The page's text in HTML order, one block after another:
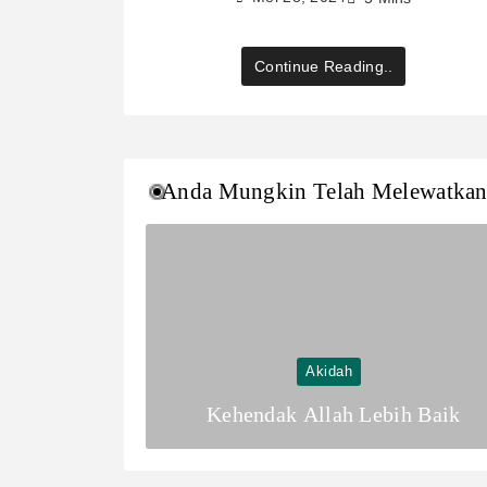
Continue Reading..
Anda Mungkin Telah
Akidah
Kehendak Allah Lebih Baik